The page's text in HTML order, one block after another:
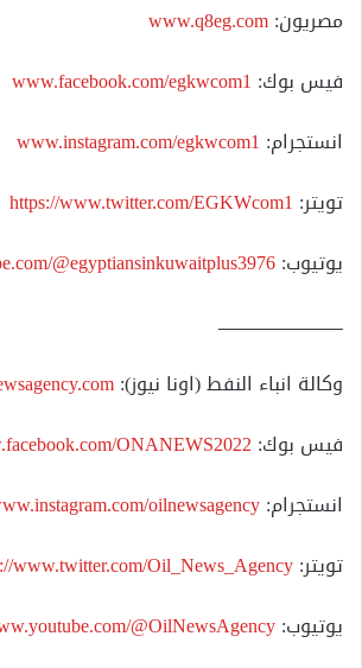
مصريون:www.q8eg.com
فيس بوك: www.facebook.com/egkwcom1
انستجرام: www.instagram.com/egkwcom1
تويتر: https://www.twitter.com/EGKWcom1
يوتيوب:@egyptiansinkuwaitplus3976
ـــــــــــــــــــــــــــــــــــ
وكالة انباء النفط (اونا نيوز):
فيس بوك:ONANEWS2022
انستجرام:oilnewsagency
تويتر:www.twitter.com/Oil_News_Agency
يوتيوب:@OilNewsAgency